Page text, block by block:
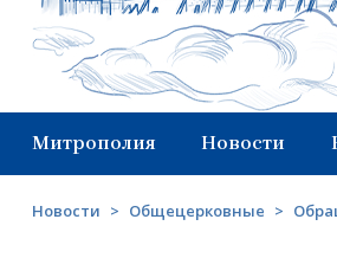
Митрополия Новости
Новости > Общецерковные >